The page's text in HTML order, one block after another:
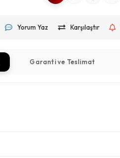
Yorum Yaz Karşılaştır
Garanti ve Teslimat